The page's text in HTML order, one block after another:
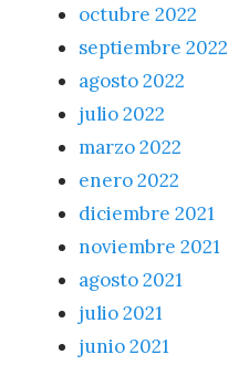
octubre 2022
septiembre 2022
agosto 2022
julio 2022
marzo 2022
enero 2022
diciembre 2021
noviembre 2021
agosto 2021
julio 2021
junio 2021